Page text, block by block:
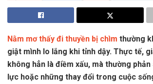
Nằm mơ thấy đi thuyền bị chìm thường
giật mình lo lắng khi tỉnh dậy. Thực tế,
không hẳn là điềm xấu, mà thường phản
lực hoặc những thay đổi trong cuộc